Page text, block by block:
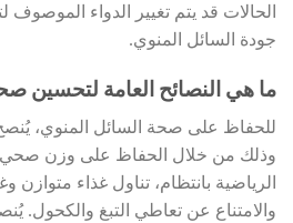
الحالات قد يتم تغيير الدواء الموصوف
جودة السائل المنوي.
ما هي النصائح العامة لتحسين
للحفاظ على صحة السائل المنوي،
وذلك من خلال الحفاظ على وزن صحي،
الرياضية بانتظام، تناول غذاء متوازن
والامتناع عن تعاطي التبغ والكحول.